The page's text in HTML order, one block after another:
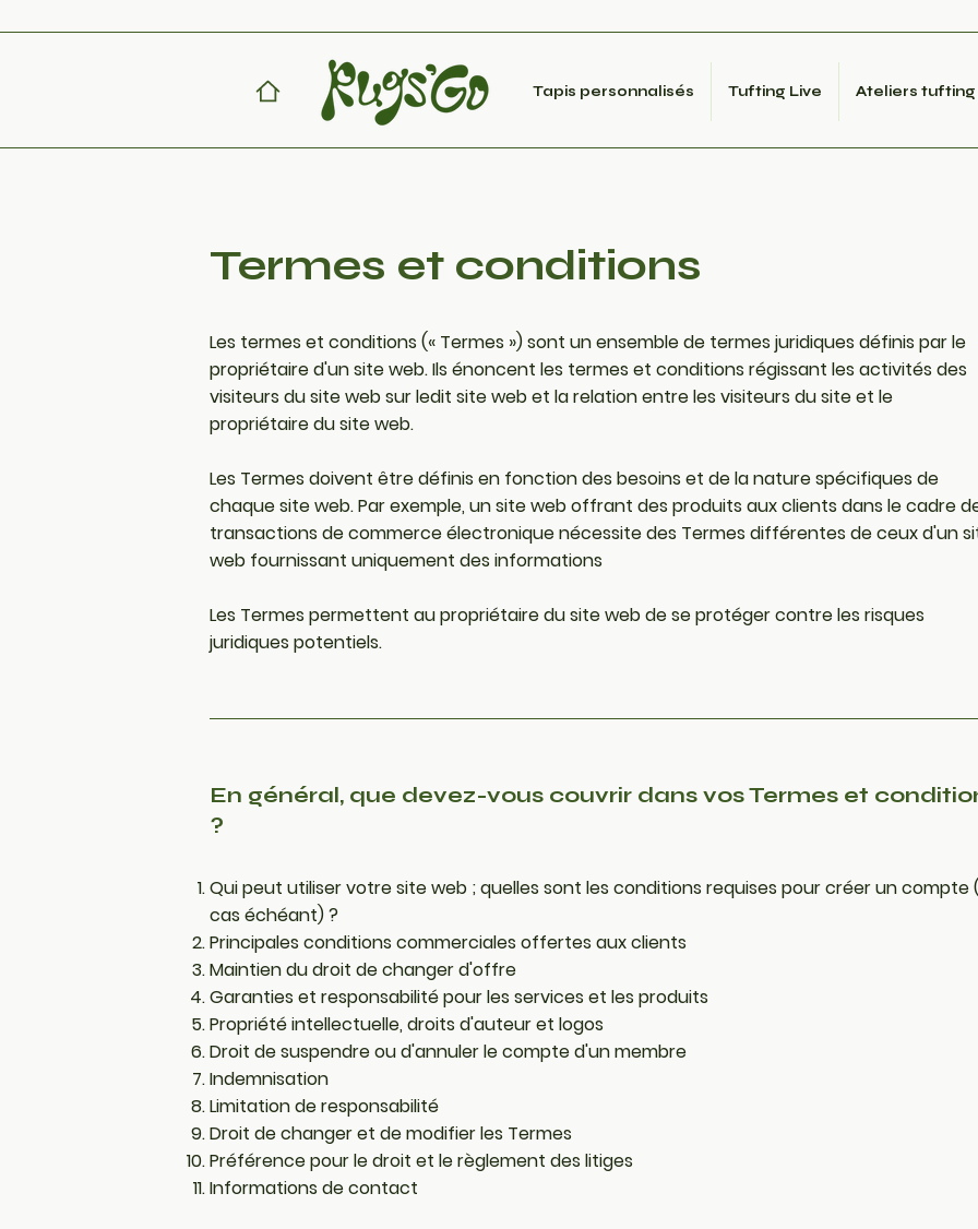
Tapis personnalisés Tufting Live Ateliers tufting
Termes et conditions
Les termes et conditions (« Termes ») sont un ensemble de termes juridiques définis par le
propriétaire d'un site web. Ils énoncent les termes et conditions régissant les activités des
visiteurs du site web sur ledit site web et la relation entre les visiteurs du site et le
propriétaire du site web.
Les Termes doivent être définis en fonction des besoins et de la nature spécifiques de
chaque site web. Par exemple, un site web offrant des produits aux clients dans le cadre
transactions de commerce électronique nécessite des Termes différentes de ceux d'un
web fournissant uniquement des informations
Les Termes permettent au propriétaire du site web de se protéger contre les risques
juridiques potentiels.
En général, que devez-vous couvrir dans vos Termes et
?
Qui peut utiliser votre site web ; quelles sont les conditions requises pour créer un compte
cas échéant) ?
Principales conditions commerciales offertes aux clients
Maintien du droit de changer d'offre
Garanties et responsabilité pour les services et les produits
Propriété intellectuelle, droits d'auteur et logos
Droit de suspendre ou d'annuler le compte d'un membre
Indemnisation
Limitation de responsabilité
Droit de changer et de modifier les Termes
Préférence pour le droit et le règlement des litiges
Informations de contact